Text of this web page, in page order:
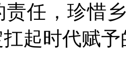
责任，珍惜
起时代赋